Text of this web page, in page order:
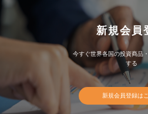
新規会員
今すぐ世界各国の投資商品
する
新規会員登録は